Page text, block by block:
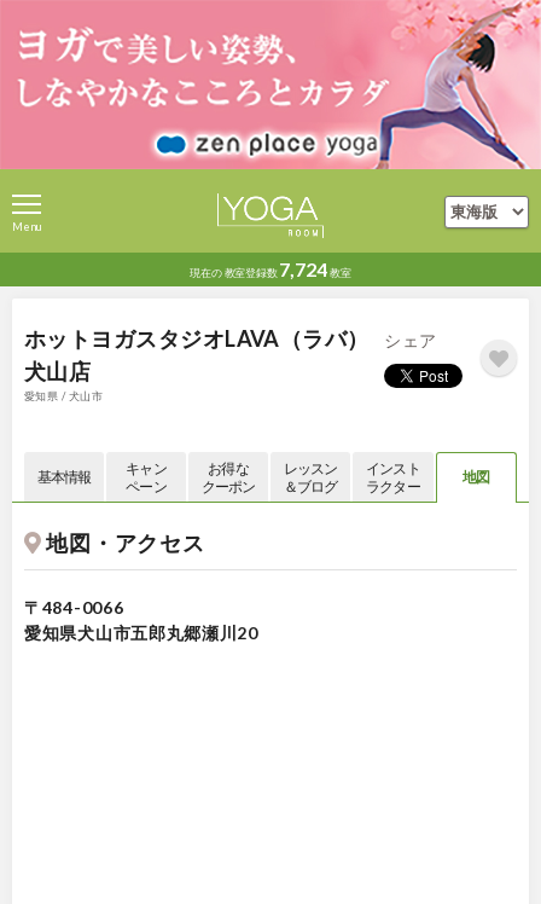
現在の教室登録数 7,724教室
Menu
ホットヨガスタジオLAVA（ラバ）
犬山店
愛知県 / 犬山市
シェア
基本情報
キャン
ペーン
お得な
クーポン
レッスン
＆ブログ
インスト
ラクター
地図
地図・アクセス
〒484-0066
愛知県犬山市五郎丸郷瀬川20